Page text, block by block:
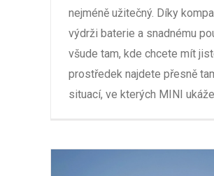
nejméně užitečný. Díky
výdrži baterie a snadnému
všude tam, kde chcete mít
prostředek najdete přesně
situací, ve kterých MINI